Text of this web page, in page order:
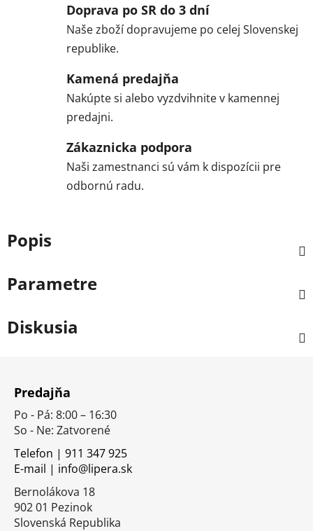
Doprava po SR do 3 dní
Naše zboží dopravujeme po celej Slovenskej
republike.
Kamená predajňa
Nakúpte si alebo vyzdvihnite v kamennej
predajni.
Zákaznicka podpora
Naši zamestnanci sú vám k dispozícii pre
odbornú radu.
Popis
Parametre
Diskusia
Predajňa
Po - Pá: 8:00 – 16:30
So - Ne: Zatvorené
Telefon | 911 347 925
E-mail | info@lipera.sk
Bernolákova 18
902 01 Pezinok
Slovenská Republika